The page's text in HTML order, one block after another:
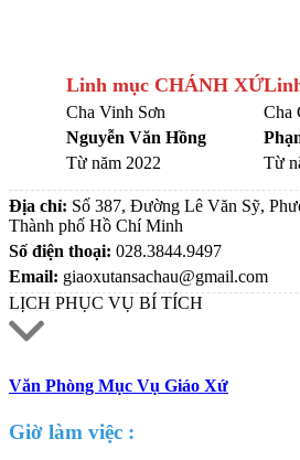
Linh mục CHÁNH XỨ
Cha Vinh Sơn
Nguyễn Văn Hồng
Từ năm 2022
Cha
Từ
Địa chỉ: Số 387, Đường Lê Văn Sỹ,
Thành phố Hồ Chí Minh
Số điện thoại: 028.3844.9497
Email: giaoxutansachau@gmail.com
LỊCH PHỤC VỤ BÍ TÍCH
Văn Phòng Mục Vụ Giáo Xứ
Giờ làm việc :